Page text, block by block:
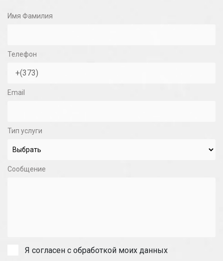
Имя Фамилия
Телефон
Email
Тип услуги
Сообщение
Я согласен с обработкой моих данных